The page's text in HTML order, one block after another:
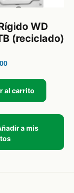
WD
(reciclado)
al carrito
a mis